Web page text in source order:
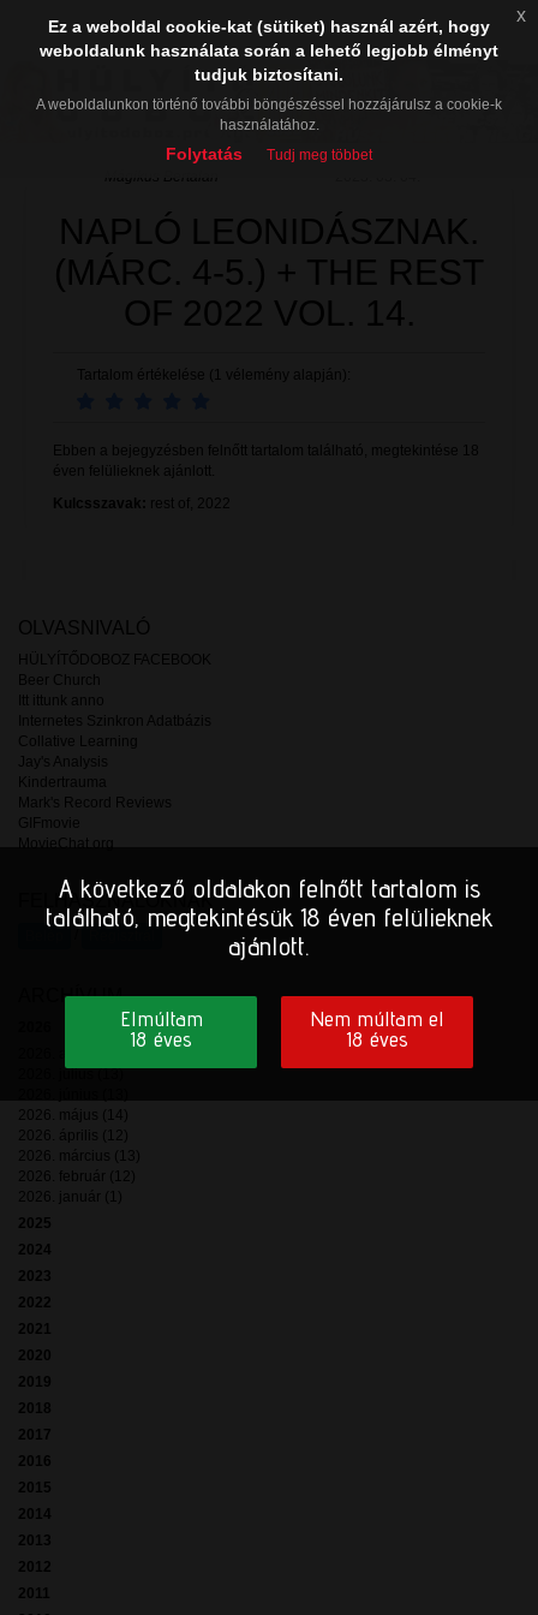
NAPLÓ LEONIDÁSZNAK.
(MÁRC. 4-5.) + THE REST
OF 2022 VOL. 14.
Tartalom értékelése (1 vélemény alapján):
Ebben a bejegyzésben felnőtt tartalom található, megtekintése 18
éven felülieknek ajánlott.
Kulcsszavak:
rest of 2022
OLVASNIVALÓ
HÜLYÍTŐDOBOZ FACEBOOK
Beer Church
Itt ittunk anno
Internetes Szinkron Adatbázis
Collative Learning
Jay's Analysis
Kindertrauma
Mark's Record Reviews
GIFmovie
MovieChat.org
FELHASZNÁLÓKNAK
ARCHÍVUM
2026. május (14)
2026. április (12)
2026. március (13)
2026. február (12)
2026. január (1)
2025
2024
2023
2022
2021
2020
2019
2018
2017
2016
2015
2014
2013
2012
2011
A következő oldalakon felnőtt tartalom is
található, megtekintésük 18 éven felülieknek
ajánlott.
Elmúltam
18 éves
Nem múltam el
18 éves
Ez a weboldal cookie-kat (sütiket) használ azért, hogy
weboldalunk használata során a lehető legjobb élményt
tudjuk biztosítani.
A weboldalunkon történő további böngészéssel hozzájárulsz a cookie-k
használatához.
Folytatás Tudj meg többet
x